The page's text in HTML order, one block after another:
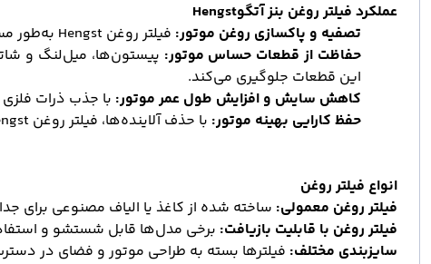
عملکرد فیلتر روغن بنز آتگوHengst
تصفیه و پاکسازی روغن موتور: فیلتر روغن Hengst بهطور
حفاظت از قطعات حساس موتور: پیستونها، میللنگ و
این قطعات جلوگیری میکند.
کاهش سایش و افزایش طول عمر موتور: با جذب ذرات
حفظ کارایی بهینه موتور: با حذف آلایندهها، فیلتر روغن
انواع فیلتر روغن
فیلتر روغن معمولی: ساخته شده از کاغذ یا الیاف مصنوعی برای
فیلتر روغن با قابلیت بازیافت: برخی مدلها قابل شستشو و
سایزبندی مختلف: فیلترها بسته به طراحی موتور و فضای در